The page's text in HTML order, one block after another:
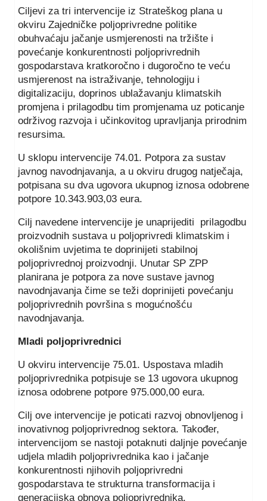
Ciljevi za tri intervencije iz Strateškog plana u
okviru Zajedničke poljoprivredne politike
obuhvaćaju jačanje usmjerenosti na tržište i
povećanje konkurentnosti poljoprivrednih
gospodarstava kratkoročno i dugoročno te veću
usmjerenost na istraživanje, tehnologiju i
digitalizaciju, doprinos ublažavanju klimatskih
promjena i prilagodbu tim promjenama uz poticanje
održivog razvoja i učinkovitog upravljanja prirodnim
resursima.
U sklopu intervencije 74.01. Potpora za sustav
javnog navodnjavanja, a u okviru drugog natječaja,
potpisana su dva ugovora ukupnog iznosa odobrene
potpore 10.343.903,03 eura.
Cilj navedene intervencije je unaprijediti prilagodbu
proizvodnih sustava u poljoprivredi klimatskim i
okolišnim uvjetima te doprinijeti stabilnoj
poljoprivrednoj proizvodnji. Unutar SP ZPP
planirana je potpora za nove sustave javnog
navodnjavanja čime se teži doprinijeti povećanju
poljoprivrednih površina s mogućnošću
navodnjavanja.
Mladi poljoprivrednici
U okviru intervencije 75.01. Uspostava mladih
poljoprivrednika potpisuje se 13 ugovora ukupnog
iznosa odobrene potpore 975.000,00 eura.
Cilj ove intervencije je poticati razvoj obnovljenog i
inovativnog poljoprivrednog sektora. Također,
intervencijom se nastoji potaknuti daljnje povećanje
udjela mladih poljoprivrednika kao i jačanje
konkurentnosti njihovih poljoprivredni
gospodarstava te strukturna transformacija i
generacijska obnova poljoprivrednika.